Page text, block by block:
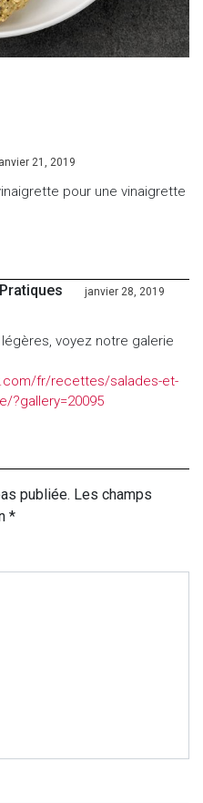
21, 2019
pour une vinaigrette
janvier 28, 2019
voyez notre galerie
fr/recettes/salades-et-
?gallery=20095
publiée. Les champs
*